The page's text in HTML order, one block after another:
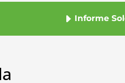
Informe